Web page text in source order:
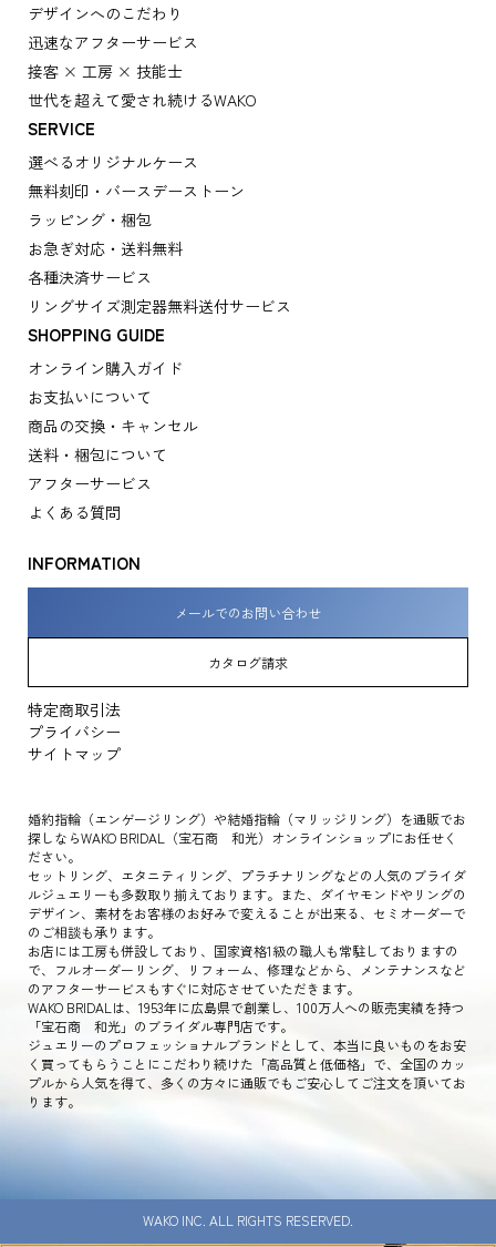
デザインへのこだわり
迅速なアフターサービス
接客 × 工房 × 技能士
世代を超えて愛され続けるWAKO
SERVICE
選べるオリジナルケース
無料刻印・バースデーストーン
ラッピング・梱包
お急ぎ対応・送料無料
各種決済サービス
リングサイズ測定器無料送付サービス
SHOPPING GUIDE
オンライン購入ガイド
お支払いについて
商品の交換・キャンセル
送料・梱包について
アフターサービス
よくある質問
INFORMATION
メールでのお問い合わせ
カタログ請求
特定商取引法
プライバシー
サイトマップ
婚約指輪（エンゲージリング）や結婚指輪（マリッジリング）を通販でお
探しならWAKO BRIDAL（宝石商 和光）オンラインショップにお任せく
ださい。
セットリング、エタニティリング、プラチナリングなどの人気のブライダ
ルジュエリーも多数取り揃えております。また、ダイヤモンドやリングの
デザイン、素材をお客様のお好みで変えることが出来る、セミオーダーで
のご相談も承ります。
お店には工房も併設しており、国家資格1級の職人も常駐しておりますの
で、フルオーダーリング、リフォーム、修理などから、メンテナンスなど
のアフターサービスもすぐに対応させていただきます。
WAKO BRIDALは、1953年に広島県で創業し、100万人への販売実績を持つ
「宝石商 和光」のブライダル専門店です。
ジュエリーのプロフェッショナルブランドとして、本当に良いものをお安
く買ってもらうことにこだわり続けた「高品質と低価格」で、全国のカッ
プルから人気を得て、多くの方々に通販でもご安心してご注文を頂いてお
ります。
WAKO INC. ALL RIGHTS RESERVED.